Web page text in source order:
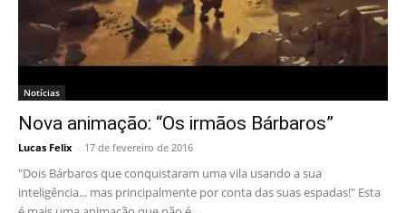
Notícias
Nova animação: “Os irmãos Bárbaros”
Lucas Felix - 17 de fevereiro de 2016
"Dois Bárbaros que conquistaram uma vila usando a sua
inteligência... mas principalmente por conta das suas espadas!" Esta